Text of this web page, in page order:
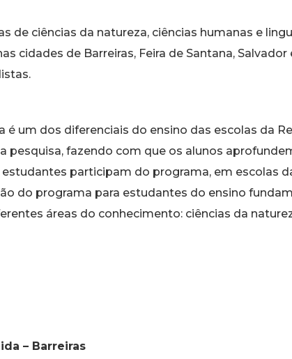
de ciências da natureza, ciências humanas e
cidades de Barreiras, Feira de Santana,
é um dos diferenciais do ensino das escolas da
pesquisa, fazendo com que os alunos
participam do programa, em escolas
do programa para estudantes do ensino
áreas do conhecimento: ciências da
– Barreiras